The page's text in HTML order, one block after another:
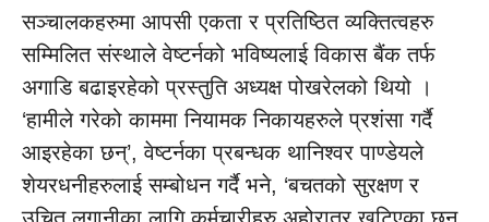
सञ्चालकहरुमा आपसी एकता र प्रतिष्ठित व्यक्तित्वहरु
सम्मिलित संस्थाले वेष्टर्नको भविष्यलाई विकास बैंक तर्फ
अगाडि बढाइरहेको प्रस्तुति अध्यक्ष पोखरेलको थियो ।
‘हामीले गरेको काममा नियामक निकायहरुले प्रशंसा गर्दै
आइरहेका छन्’, वेष्टर्नका प्रबन्धक थानिश्वर पाण्डेयले
शेयरधनीहरुलाई सम्बोधन गर्दै भने, ‘बचतको सुरक्षण र